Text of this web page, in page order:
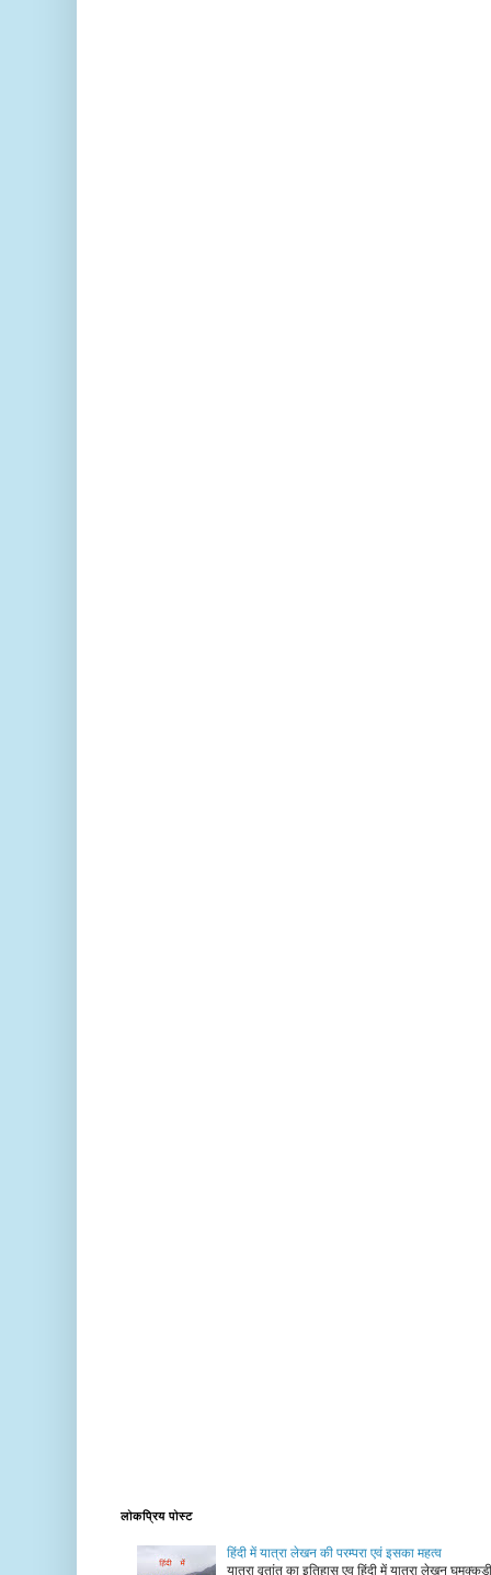
लोकप्रिय पोस्ट
हिंदी में यात्रा लेखन की परम्परा एवं इसका महत्व
यात्रा वृतांत का इतिहास एव हिंदी में यात्रा लेखन